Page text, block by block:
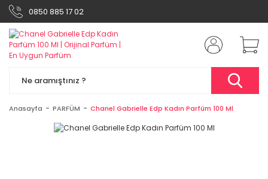
0850 885 17 02
Anasayfa PARFÜM Chanel Gabrielle Edp Kadın Parfüm 100 Ml